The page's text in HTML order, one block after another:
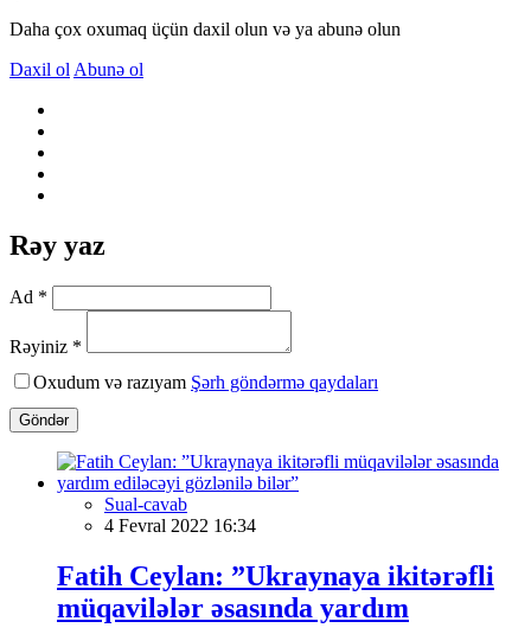
Daha çox oxumaq üçün daxil olun və ya abunə olun
Daxil ol Abunə ol
Rəy yaz
Ad *
Rəyiniz *
Oxudum və razıyam Şərh göndərmə qaydaları
Göndər
Sual-cavab
4 Fevral 2022 16:34
Fatih Ceylan: ”Ukraynaya ikitərəfli
müqavilələr əsasında yardım